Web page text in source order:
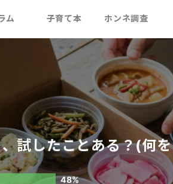
ム 子育て本 ホンネ調査
、試したことある？(何
48%